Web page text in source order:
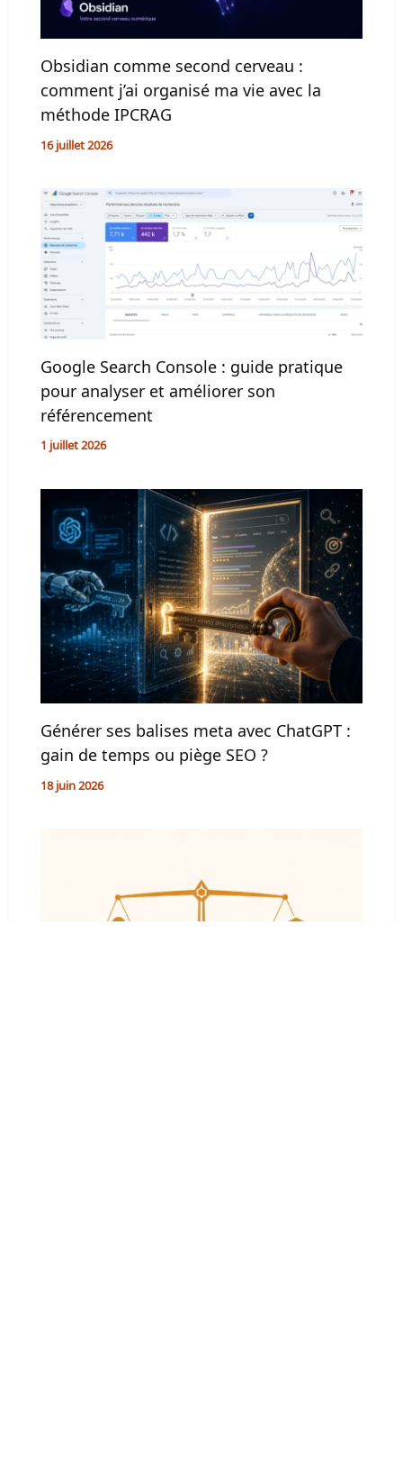
Obsidian comme second cerveau :
comment j’ai organisé ma vie avec la
méthode IPCRAG
16 juillet 2026
Google Search Console : guide pratique
pour analyser et améliorer son
référencement
1 juillet 2026
Générer ses balises meta avec ChatGPT :
gain de temps ou piège SEO ?
18 juin 2026